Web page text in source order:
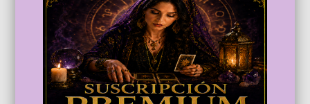
NIEVES
Tarotista Sueños Guia espiritual
DESCONECTADO